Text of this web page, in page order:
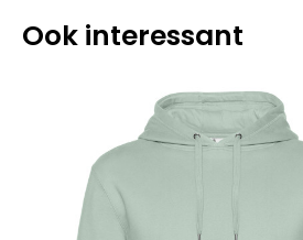
Ook interessant